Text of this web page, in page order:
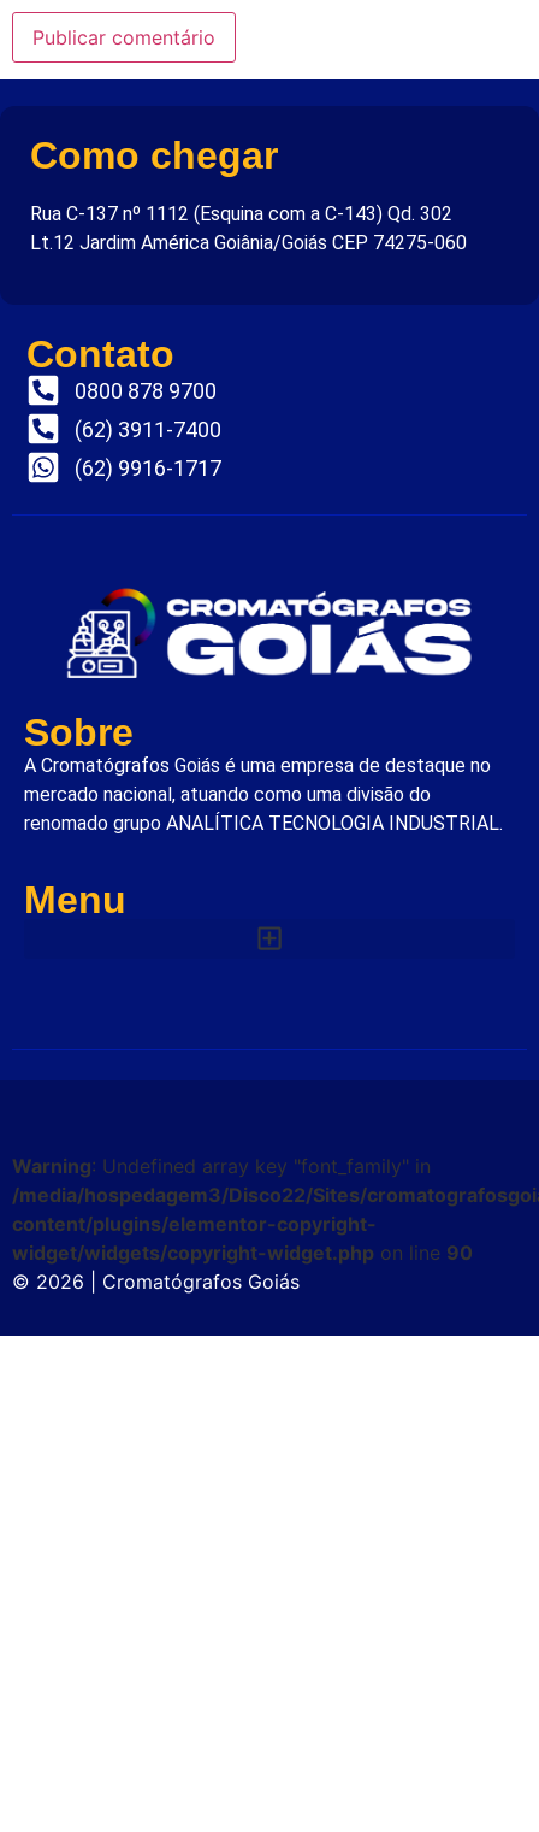
Como chegar
Rua C-137 nº 1112 (Esquina com a C-143) Qd. 302
Lt.12 Jardim América Goiânia/Goiás CEP 74275-060
Contato
0800 878 9700
(62) 3911-7400
(62) 9916-1717
Sobre
A Cromatógrafos Goiás é uma empresa de destaque no
mercado nacional, atuando como uma divisão do
renomado grupo ANALÍTICA TECNOLOGIA INDUSTRIAL.
Menu
Warning: Undefined array key "font_family" in
/media/hospedagem3/Disco22/Sites/
content/plugins/elementor-copyright-
widget/widgets/copyright-widget.php on line 90
© 2026 | Cromatógrafos Goiás